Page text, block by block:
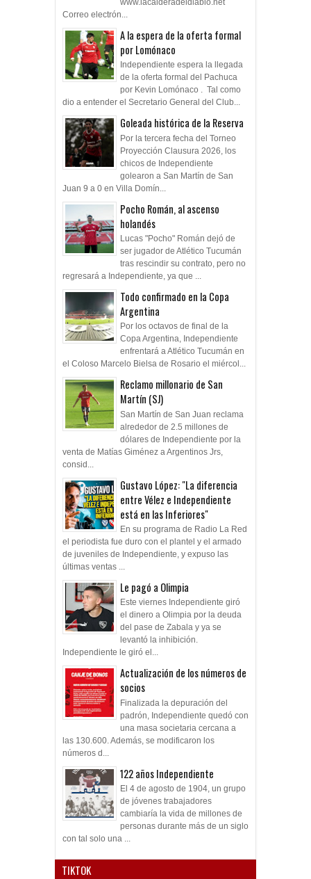
Correo electrón...
A la espera de la oferta formal
por Lomónaco
Independiente espera la llegada
de la oferta formal del Pachuca
por Kevin Lomónaco . Tal como
dio a entender el Secretario General del Club...
Goleada histórica de la Reserva
Por la tercera fecha del Torneo
Proyección Clausura 2026, los
chicos de Independiente
golearon a San Martín de San
Juan 9 a 0 en Villa Domín...
Pocho Román, al ascenso
holandés
Lucas "Pocho" Román dejó de
ser jugador de Atlético Tucumán
tras rescindir su contrato, pero no
regresará a Independiente, ya que ...
Todo confirmado en la Copa
Argentina
Por los octavos de final de la
Copa Argentina, Independiente
enfrentará a Atlético Tucumán en
el Coloso Marcelo Bielsa de Rosario el miércol...
Reclamo millonario de San
Martín (SJ)
San Martín de San Juan reclama
alrededor de 2.5 millones de
dólares de Independiente por la
venta de Matías Giménez a Argentinos Jrs,
consid...
Gustavo López: "La diferencia
entre Vélez e Independiente
está en las Inferiores"
En su programa de Radio La Red
el periodista fue duro con el plantel y el armado
de juveniles de Independiente, y expuso las
últimas ventas ...
Le pagó a Olimpia
Este viernes Independiente giró
el dinero a Olimpia por la deuda
del pase de Zabala y ya se
levantó la inhibición.
Independiente le giró el...
Actualización de los números de
socios
Finalizada la depuración del
padrón, Independiente quedó con
una masa societaria cercana a
las 130.600. Además, se modificaron los
números d...
122 años Independiente
El 4 de agosto de 1904, un grupo
de jóvenes trabajadores
cambiaría la vida de millones de
personas durante más de un siglo
con tal solo una ...
TIKTOK